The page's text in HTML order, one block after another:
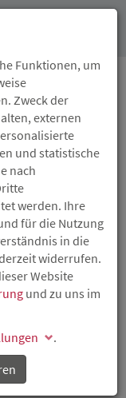
Funktionen, um
Zweck der
externen
und statistische
nach
werden. Ihre
für die Nutzung
in die
widerrufen.
Website
und zu uns im
.